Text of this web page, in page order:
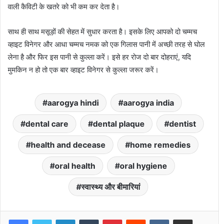
वाली कैविटी के खतरे को भी कम कर देता है।
साथ ही साथ मसूड़ों की सेहत में सुधार करता है। इसके लिए आपको दो चम्मच
व्हाइट विनेगर और आधा चम्मच नमक को एक गिलास पानी में अच्छी तरह से घोल
लेना है और फिर इस पानी से कुल्ला करें। इसे हर रोज दो बार दोहराएं, यदि
मुमकिन न हो तो एक बार व्हाइट विनेगर से कुल्ला जरूर करें।
aarogya hindi aarogya india
dental care dental plaque dentist
health and decease home remedies
oral health oral hygiene
स्वास्थ्य और बीमारियां
LinkedInTumblr PinterestReddit VKontakteShare via Email